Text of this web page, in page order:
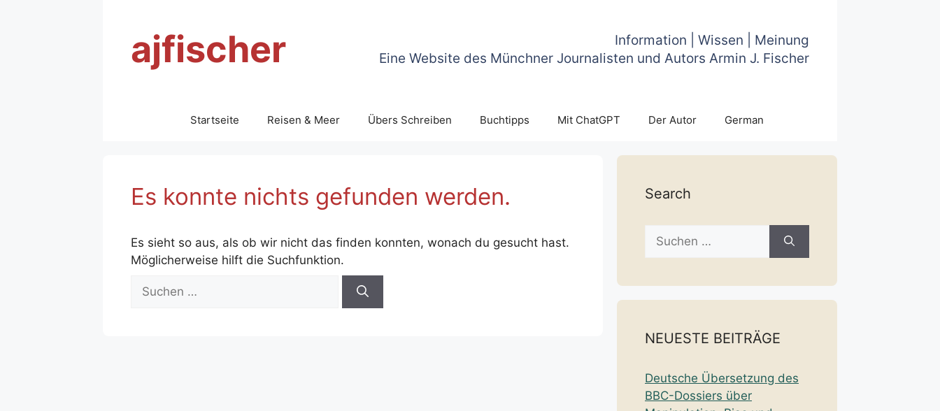
ajfischer
Information | Wissen | Meinung
Eine Website des Münchner Journalisten und Autors Armin J. Fischer
Startseite Reisen & Meer Übers Schreiben Buchtipps Mit ChatGPT Der Autor German
Es konnte nichts gefunden werden.
Es sieht so aus, als ob wir nicht das finden konnten, wonach du gesucht hast.
Möglicherweise hilft die Suchfunktion.
nach:
Search
Suche
nach:
NEUESTE BEITRÄGE
Deutsche Übersetzung des
BBC-Dossiers über